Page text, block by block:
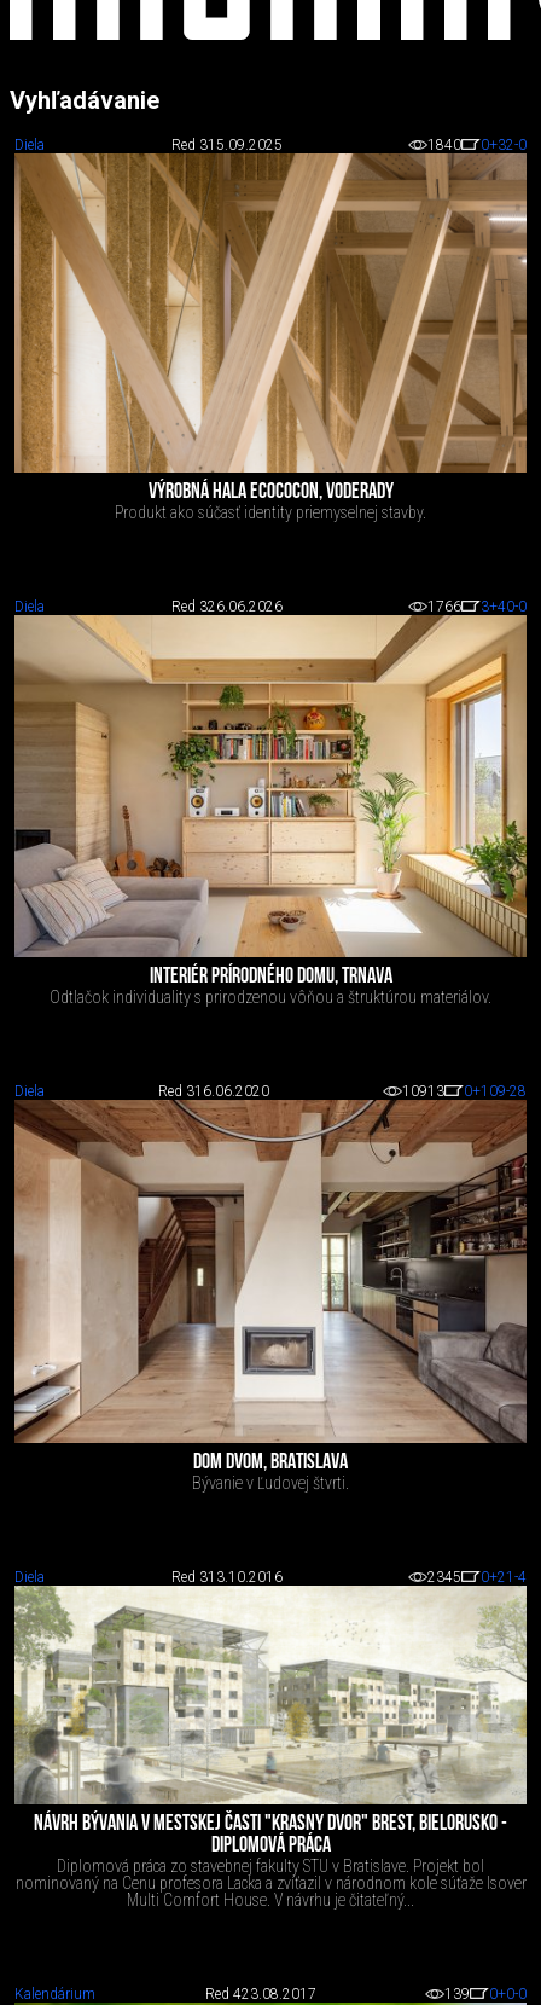
Vyhľadávanie
Diela Red 315.09.2025 1840 0+32-0
VÝROBNÁ HALA ECOCOCON, VODERADY
Produkt ako súčasť identity priemyselnej stavby.
Diela Red 326.06.2026 1766 3+40-0
INTERIÉR PRÍRODNÉHO DOMU, TRNAVA
Odtlačok individuality s prirodzenou vôňou a štruktúrou materiálov.
Diela Red 316.06.2020 10913 0+109-28
DOM DVOM, BRATISLAVA
Bývanie v Ľudovej štvrti.
Diela Red 313.10.2016 2345 0+21 -4
NÁVRH BÝVANIA V MESTSKEJ ČASTI "KRASNY DVOR" BREST, BIELORUSKO -
DIPLOMOVÁ PRÁCA
Diplomová práca zo stavebnej fakulty STU v Bratislave. Projekt bol
nominovaný na Cenu profesora Lacka a zvíťazil v národnom kole súťaže Isover
Multi Comfort House. V návrhu je čitateľný...
Kalendárium Red 423.08.2017 139 0+0-0